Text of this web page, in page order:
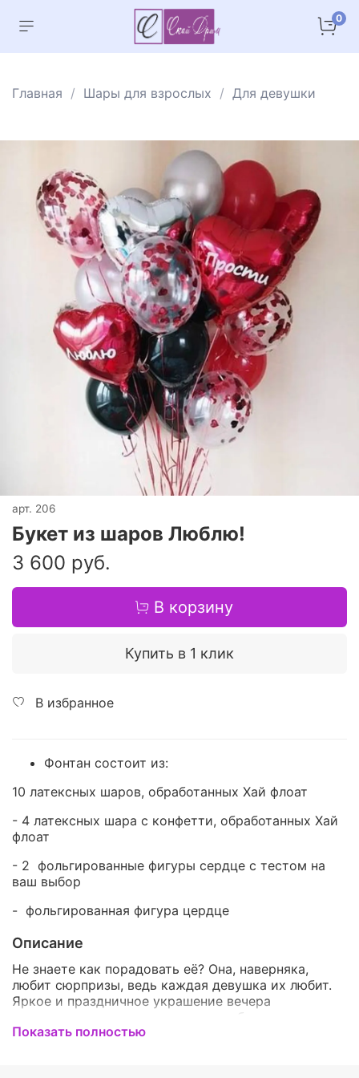
0
Главная Шары для взрослых Для девушки
арт. 206
Букет из шаров Люблю!
3 600 руб.
В корзину
Купить в 1 клик
В избранное
Фонтан состоит из:
10 латексных шаров, обработанных Хай флоат
- 4 латексных шара с конфетти, обработанных Хай
флоат
- 2 фольгированные фигуры сердце с тестом на
ваш выбор
- фольгированная фигура цердце
Описание
Не знаете как порадовать её? Она, наверняка,
любит сюрпризы, ведь каждая девушка их любит.
Яркое и праздничное украшение вечера
воздушными шарами подарит незабываемые
впечатления и бесконечную радость в глазах вашей
Показать полностью